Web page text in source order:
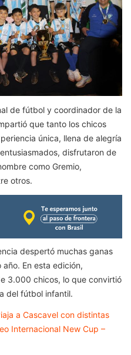
de fútbol y coordinador de la
que tanto los chicos
única, llena de alegría
disfrutaron de
como Gremio,
otros.
despertó muchas ganas
En esta edición,
3.000 chicos, lo que convirtió
del fútbol infantil.
a Cascavel con distintas
Internacional New Cup –